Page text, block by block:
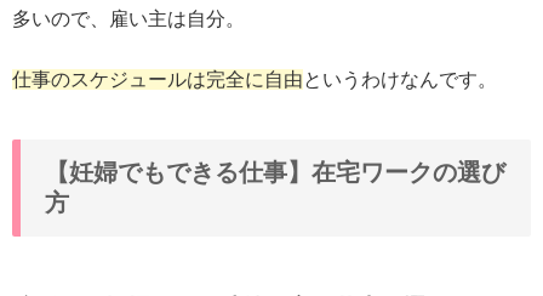
多いので、雇い主は自分。
仕事のスケジュールは完全に自由というわけなんです。
【妊婦でもできる仕事】在宅ワークの選び
方